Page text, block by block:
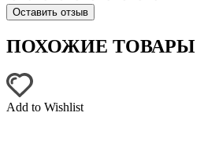
Оставить отзыв
ПОХОЖИЕ ТОВАРЫ
Add to Wishlist